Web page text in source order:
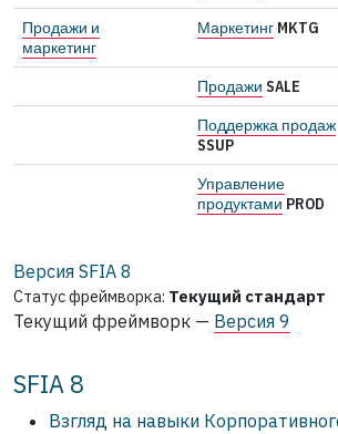
Продажи и
маркетинг
Маркетинг MKTG
Продажи SALE
Поддержка продаж
SSUP
Управление
продуктами PROD
Версия SFIA 8
Статус фреймворка: Текущий стандарт
Текущий фреймворк — Версия 9
SFIA 8
Взгляд на навыки